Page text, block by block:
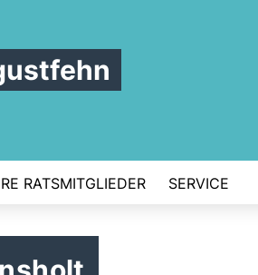
RATSMITGLIEDER SERVICE